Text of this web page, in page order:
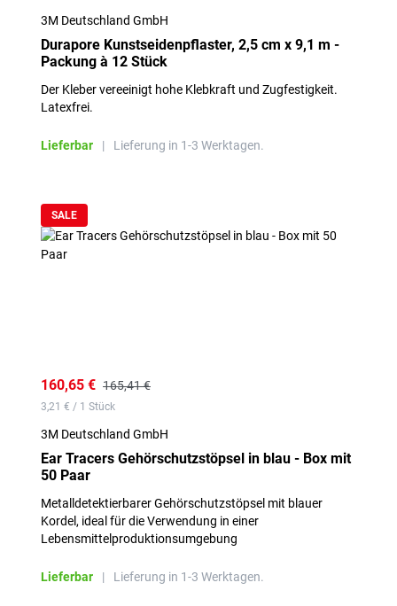
3M Deutschland GmbH
Durapore Kunstseidenpflaster, 2,5 cm x 9,1 m -
Packung à 12 Stück
Der Kleber vereeinigt hohe Klebkraft und Zugfestigkeit.
Latexfrei.
Lieferbar | Lieferung in 1-3 Werktagen.
SALE
160,65 € 165,41 €
3,21 € / 1 Stück
3M Deutschland GmbH
Ear Tracers Gehörschutzstöpsel in blau - Box mit
50 Paar
Metalldetektierbarer Gehörschutzstöpsel mit blauer
Kordel, ideal für die Verwendung in einer
Lebensmittelproduktionsumgebung
Lieferbar | Lieferung in 1-3 Werktagen.